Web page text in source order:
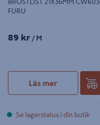
FURU
89 kr / M
Läs mer
Se lagerstatus i din butik